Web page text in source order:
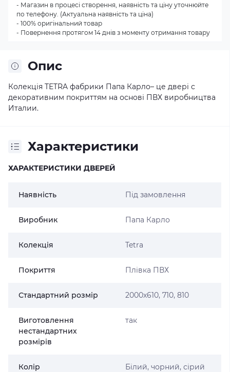
Опис
Колекція TETRA фабрики Папа Карло– це двері с
декоративним покриттям на основі ПВХ виробництва
Италии.
Характеристики
ХАРАКТЕРИСТИКИ ДВЕРЕЙ
Наявність Під замовлення
Виробник Папа Карло
Колекція Tetra
Покриття Плівка ПВХ
Стандартний розмір 2000х610, 710, 810
Виготовлення
нестандартних
розмірів
так
Колір Білий, чорний, сірий
- Магазин в процесі створення, наявність та ціну уточнюйте
по телефону. (Актуальна наявність та ціна)
- 100% оригінальний товар
- Повернення протягом 14 днів з моменту отримання товару